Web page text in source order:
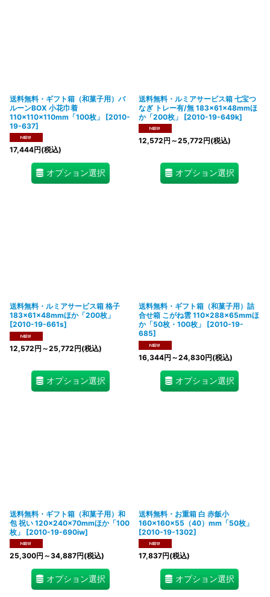
送料無料・ギフト箱（和菓子用）バ
ルーンBOX 小花巾着
110×110×110mm「100枚」
[2010-
19-637]
17,444円(税込)
オプション選択
送料無料・ルミアサービス箱 七宝つ
なぎ トレー有/無 183×61×48mmほ
か「200枚」
[2010-19-649k]
12,572円 ～25,772円(税込)
オプション選択
送料無料・ルミアサービス箱 格子
183×61×48mmほか「200枚」
[2010-19-661s]
12,572円 ～25,772円(税込)
オプション選択
送料無料・ギフト箱（和菓子用）詰
合せ箱 こがね雲 110×288×65mmほ
か「50枚・100枚」
[2010-19-
685]
16,344円 ～24,830円(税込)
オプション選択
送料無料・ギフト箱（和菓子用）和
包 祝い 120×240×70mmほか「100
枚」
[2010-19-690iw]
25,300円 ～34,887円(税込)
オプション選択
送料無料・お重箱 白 赤飯小
160×160×55（40）mm「50枚」
[2010-19-1302]
17,837円(税込)
オプション選択